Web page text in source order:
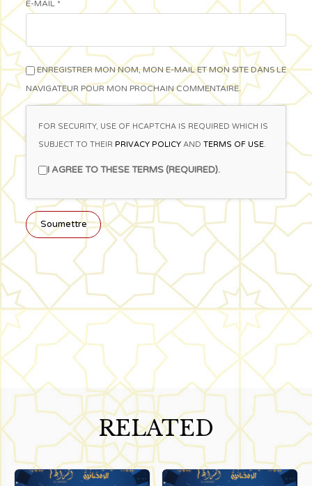
E-MAIL *
ENREGISTRER MON NOM, MON E-MAIL ET MON SITE DANS LE
NAVIGATEUR POUR MON PROCHAIN COMMENTAIRE.
FOR SECURITY, USE OF HCAPTCHA IS REQUIRED WHICH IS
SUBJECT TO THEIR PRIVACY POLICY AND TERMS OF USE.
I AGREE TO THESE TERMS (REQUIRED).
RELATED